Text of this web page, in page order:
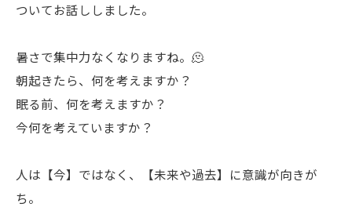
ついてお話ししました。
暑さで集中力なくなりますね。🫠
朝起きたら、何を考えますか？
眠る前、何を考えますか？
今何を考えていますか？
人は【今】ではなく、【未来や過去】に意識が向きが
ち。